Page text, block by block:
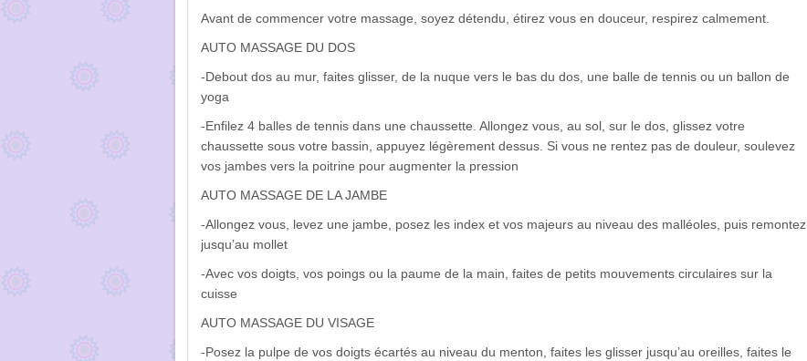
Avant de commencer votre massage, soyez détendu, étirez vous en douceur, respirez calmement.
AUTO MASSAGE DU DOS
-Debout dos au mur, faites glisser, de la nuque vers le bas du dos, une balle de tennis ou un ballon de
yoga
-Enfilez 4 balles de tennis dans une chaussette. Allongez vous, au sol, sur le dos, glissez votre
chaussette sous votre bassin, appuyez légèrement dessus. Si vous ne rentez pas de douleur, soulevez
vos jambes vers la poitrine pour augmenter la pression
AUTO MASSAGE DE LA JAMBE
-Allongez vous, levez une jambe, posez les index et vos majeurs au niveau des malléoles, puis remontez
jusqu’au mollet
-Avec vos doigts, vos poings ou la paume de la main, faites de petits mouvements circulaires sur la
cuisse
AUTO MASSAGE DU VISAGE
-Posez la pulpe de vos doigts écartés au niveau du menton, faites les glisser jusqu’au oreilles, faites le